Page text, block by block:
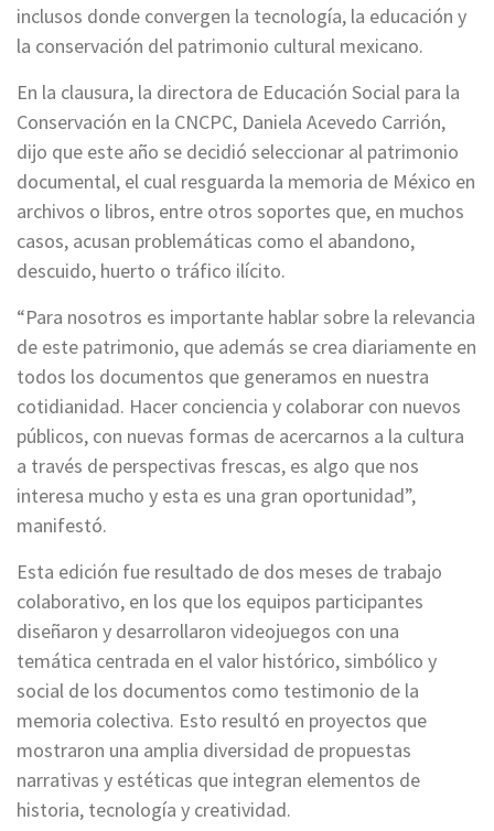
inclusos donde convergen la tecnología, la educación y
la conservación del patrimonio cultural mexicano.
En la clausura, la directora de Educación Social para la
Conservación en la CNCPC, Daniela Acevedo Carrión,
dijo que este año se decidió seleccionar al patrimonio
documental, el cual resguarda la memoria de México en
archivos o libros, entre otros soportes que, en muchos
casos, acusan problemáticas como el abandono,
descuido, huerto o tráfico ilícito.
“Para nosotros es importante hablar sobre la relevancia
de este patrimonio, que además se crea diariamente en
todos los documentos que generamos en nuestra
cotidianidad. Hacer conciencia y colaborar con nuevos
públicos, con nuevas formas de acercarnos a la cultura
a través de perspectivas frescas, es algo que nos
interesa mucho y esta es una gran oportunidad”,
manifestó.
Esta edición fue resultado de dos meses de trabajo
colaborativo, en los que los equipos participantes
diseñaron y desarrollaron videojuegos con una
temática centrada en el valor histórico, simbólico y
social de los documentos como testimonio de la
memoria colectiva. Esto resultó en proyectos que
mostraron una amplia diversidad de propuestas
narrativas y estéticas que integran elementos de
historia, tecnología y creatividad.